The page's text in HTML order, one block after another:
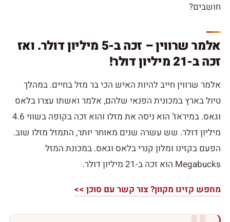
חושבים?
אלמר שרווין – זכה ב-5 מיליון דולר. ואז
זכה ב-21 מיליון דולר!
אלמר שרווין חייב להיות האיש הכי בר מזל בחיים. במהלך
טיול בארץ במכונית הפנאי שלהם, אלמר ואשתו עצרו בלאס
וגאס. במיראז’ הוא ניסה את מזלו והוא זכה בקופה בשווי 4.6
מיליון דולר. שש עשרה שנים מאוחר יותר, התמזל מזלו שוב.
הפעם בקזינו ומלון קנרי בלאס וגאס. במכונת המזל
Megabucks הוא זכה ב-21 מיליון דולר.
מחפש קזינו מקוון? צור קשר עם סוכן >>